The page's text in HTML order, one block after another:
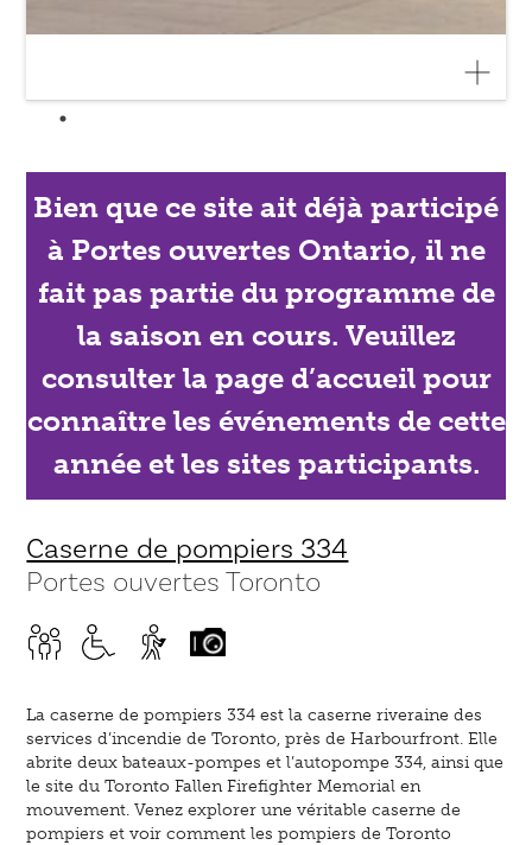
Bien que ce site ait déjà participé
à Portes ouvertes Ontario, il ne
fait pas partie du programme de
la saison en cours. Veuillez
consulter la page d’accueil pour
connaître les événements de cette
année et les sites participants.
Caserne de pompiers 334
Portes ouvertes Toronto
La caserne de pompiers 334 est la caserne riveraine des
services d’incendie de Toronto, près de Harbourfront. Elle
abrite deux bateaux-pompes et l’autopompe 334, ainsi que
le site du Toronto Fallen Firefighter Memorial en
mouvement. Venez explorer une véritable caserne de
pompiers et voir comment les pompiers de Toronto